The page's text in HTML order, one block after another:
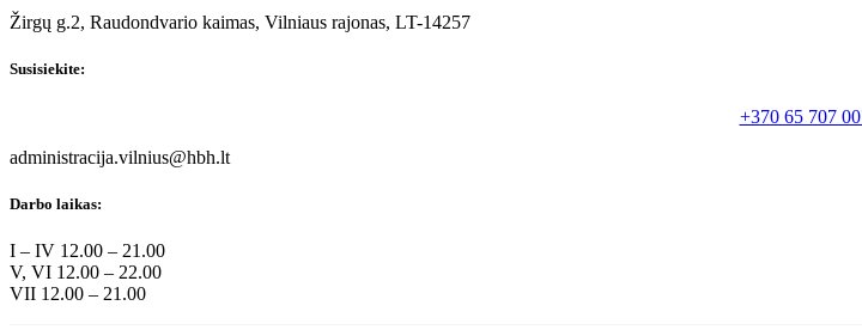
Žirgų g.2, Raudondvario kaimas, Vilniaus rajonas, LT-14257
Susisiekite:
+370 65 707
administracija.vilnius@hbh.lt
Darbo laikas:
I – IV 12.00 – 21.00
V, VI 12.00 – 22.00
VII 12.00 – 21.00